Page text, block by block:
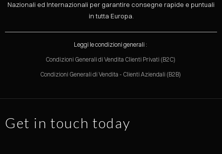
Nazionali ed Internazionali per garantire consegne rapide e puntuali
in tutta Europa.
Leggi le condizioni generali :
Condizioni Generali di Vendita Clienti Privati (B2C)
Condizioni Generali di Vendita - Clienti Aziendali (B2B)
Get in touch today